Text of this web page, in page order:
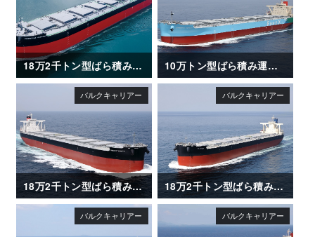
18万2千トン型ばら積み運搬船「FRONTIER JASMINE」 10万トン型ばら積み運搬船「ENERGIA AZALEA」
18万2千トン型ばら積み運搬船「FIRST ETERNITY」 18万2千トン型ばら積み運搬船「FLORIDA」